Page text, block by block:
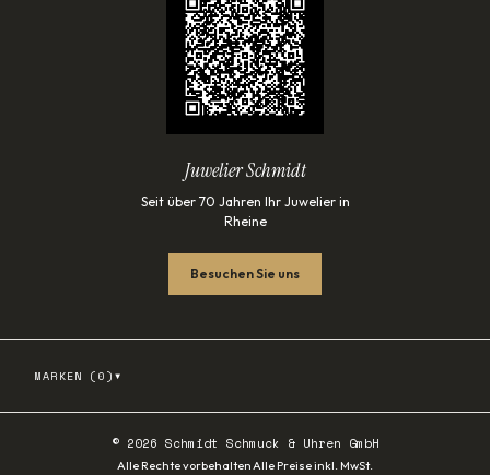
Juwelier Schmidt
Seit über 70 Jahren Ihr Juwelier in
Rheine
Besuchen Sie uns
MARKEN ( 0 ) ▾
© 2026 Schmidt Schmuck & Uhren GmbH
Alle Rechte vorbehaltenAlle Preise inkl. MwSt.